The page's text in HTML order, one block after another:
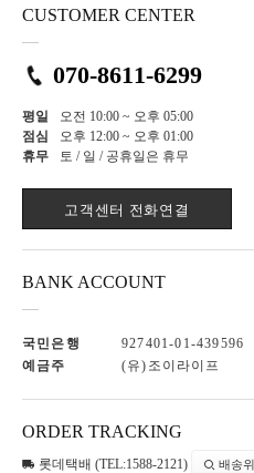
CUSTOMER CENTER
070-8611-6299
평일
오전 10:00 ~ 오후 05:00
점심
오후 12:00 ~ 오후 01:00
휴무
토 / 일 / 공휴일은 휴무
고객센터 전화연결
BANK ACCOUNT
국민은행
927401-01-439596
예금주
(유)조이라이프
ORDER TRACKING
롯데택배 (TEL:1588-2121) 배송